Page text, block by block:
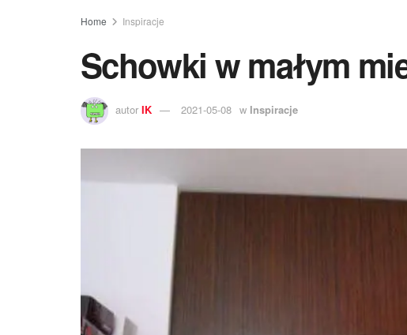
Home Inspiracje
Schowki w małym
autor IK 2021-05-08 w Inspiracje